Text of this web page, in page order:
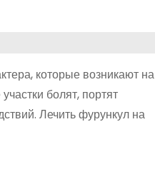
которые возникают на
болят, портят
Лечить фурункул на